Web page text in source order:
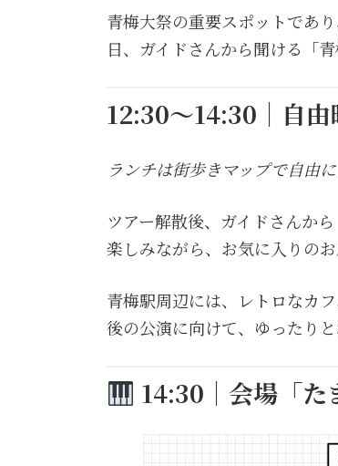
青梅大祭の重要スポットであ
日、ガイドさんから聞ける「
12:30〜14:30｜自由
ランチは街歩きマップで自由
ツアー解散後、ガイドさんか
楽しみながら、お気に入りの
青梅駅周辺には、レトロなカ
後の公演に向けて、ゆったりと
14:30｜会場「た